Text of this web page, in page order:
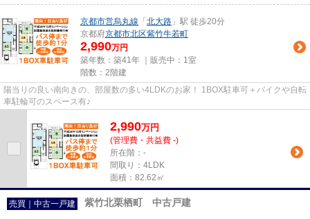
京都市営烏丸線 「 北大路 」駅 徒歩20分
京都府京都市北区紫竹牛若町
2,990万円
築年数：築41年 ｜販売中： 1室
階数：2階建
陽当りの良い南向きの、部屋数の多い4LDKのお家！ 1BOX駐車可＋バイクや自転
車駐輪可のスペース有♪
2,990万円
(管理費・共益費 -)
所在階：-
間取り：4LDK
面積：82.62㎡
売買｜中古一戸建 紫竹北栗栖町 中古戸建